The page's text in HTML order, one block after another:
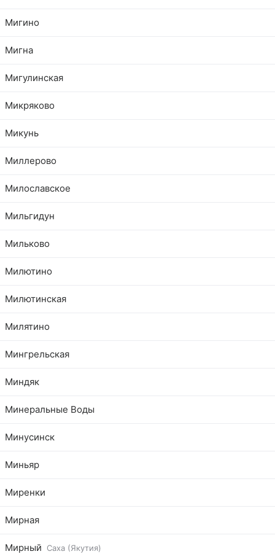
Мигино
Мигна
Мигулинская
Микряково
Микунь
Миллерово
Милославское
Мильгидун
Мильково
Милютино
Милютинская
Милятино
Мингрельская
Миндяк
Минеральные Воды
Минусинск
Миньяр
Миренки
Мирная
Мирный Саха (Якутия)